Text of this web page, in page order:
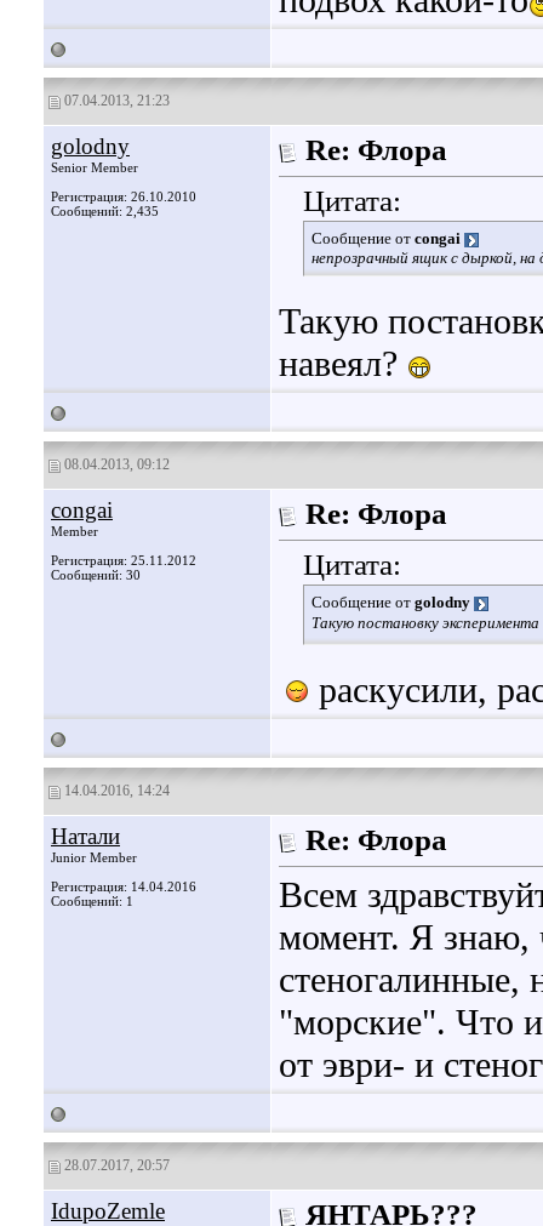
07.04.2013, 21:23
golodny
Senior Member
Регистрация: 26.10.2010
Сообщений: 2,435
Re: Флора
Цитата:
Сообщение от congai
непрозрачный ящик с дыркой, на
Такую
навеял?
08.04.2013, 09:12
congai
Member
Регистрация: 25.11.2012
Сообщений: 30
Re: Флора
Цитата:
Сообщение от golodny
Такую постановку
раскусили,
14.04.2016, 14:24
Натали
Junior Member
Регистрация: 14.04.2016
Сообщений: 1
Re: Флора
Всем
момент. Я знаю,
стеногалинные,
"морские". Что
от эври- и
28.07.2017, 20:57
IdupoZemle ЯНТАРЬ???